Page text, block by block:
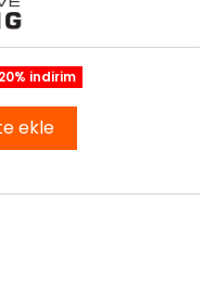
20% indirim
ekle